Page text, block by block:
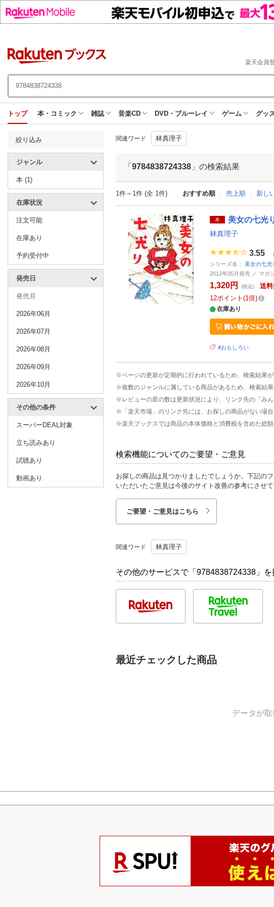
楽天会員
トップ 本・コミック 雑誌 音楽CD DVD・ブルーレイ ゲーム グッ
絞り込み
ジャンル
本 (1)
在庫状況
注文可能
在庫あり
予約受付中
発売日
発売月
2026年06月
2026年07月
2026年08月
2026年09月
2026年10月
その他の条件
スーパーDEAL対象
立ち読みあり
試聴あり
動画あり
関連ワード 林真理子
「 9784838724338 」の検索結果
1件～1件 (全 1件) おすすめ順 売上順 新し
本 美女の七光
林真理子
3.55 （
シリーズ名： 美女の七光
2012年05月発売 ／ マガ
1,320円 (税込)
送
12ポイント 1倍
在庫あり
#おもしろい
※ページの更新が定期的に行われているため、検索結果
※複数のジャンルに属している商品があるため、検索結
※レビューの星の数は更新状況により、リンク先の「み
※「楽天市場」のリンク先には、お探しの商品がない場
※楽天ブックスでは商品の本体価格と消費税を含めた総
検索機能についてのご要望・ご意見
お探しの商品は見つかりましたでしょうか。下記の
いただいたご意見は今後のサイト改善の参考にさせて
ご要望・ご意見はこちら
関連ワード 林真理子
その他のサービスで「9784838724338」を
最近チェックした商品
データが